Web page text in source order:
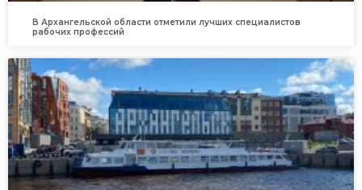
В Архангельской области отметили лучших специалистов
рабочих профессий